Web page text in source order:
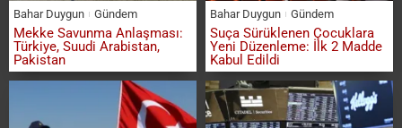
Bahar Duygun Gündem
Mekke Savunma Anlaşması:
Türkiye, Suudi Arabistan,
Pakistan
Bahar Duygun Gündem
Suça Sürüklenen Çocuklara
Yeni Düzenleme: İlk 2 Madde
Kabul Edildi